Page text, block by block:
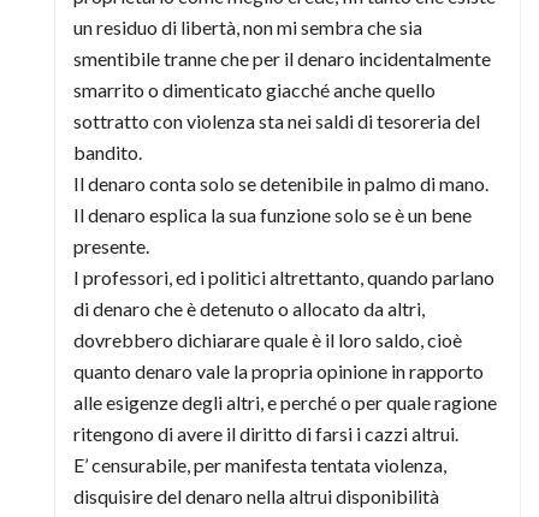
un residuo di libertà, non mi sembra che sia
smentibile tranne che per il denaro incidentalmente
smarrito o dimenticato giacché anche quello
sottratto con violenza sta nei saldi di tesoreria del
bandito.
Il denaro conta solo se detenibile in palmo di mano.
Il denaro esplica la sua funzione solo se è un bene
presente.
I professori, ed i politici altrettanto, quando parlano
di denaro che è detenuto o allocato da altri,
dovrebbero dichiarare quale è il loro saldo, cioè
quanto denaro vale la propria opinione in rapporto
alle esigenze degli altri, e perché o per quale ragione
ritengono di avere il diritto di farsi i cazzi altrui.
E’ censurabile, per manifesta tentata violenza,
disquisire del denaro nella altrui disponibilità